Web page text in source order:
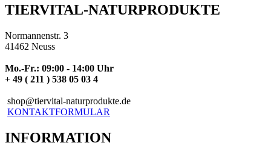
TIERVITAL-NATURPRODUKTE
Normannenstr. 3
41462 Neuss
Mo.-Fr.: 09:00 - 14:00 Uhr
+ 49 ( 211 ) 538 05 03 4
shop@tiervital-naturprodukte.de
KONTAKTFORMULAR
INFORMATION